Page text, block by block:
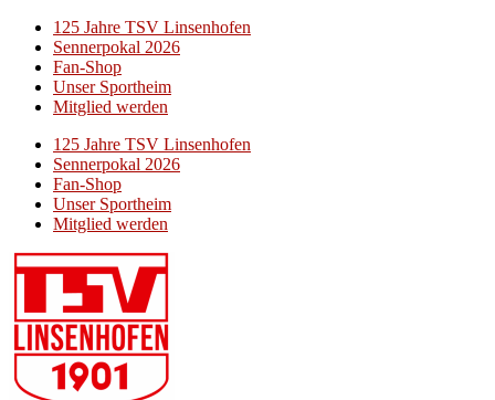
125 Jahre TSV Linsenhofen
Sennerpokal 2026
Fan-Shop
Unser Sportheim
Mitglied werden
125 Jahre TSV Linsenhofen
Sennerpokal 2026
Fan-Shop
Unser Sportheim
Mitglied werden